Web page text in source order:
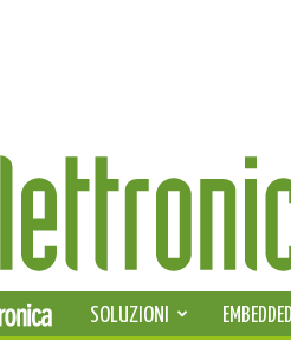
SOLUZIONI EMBEDDED